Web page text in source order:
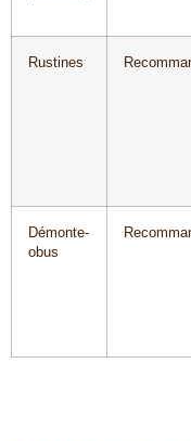
Rustines
Démonte-
obus